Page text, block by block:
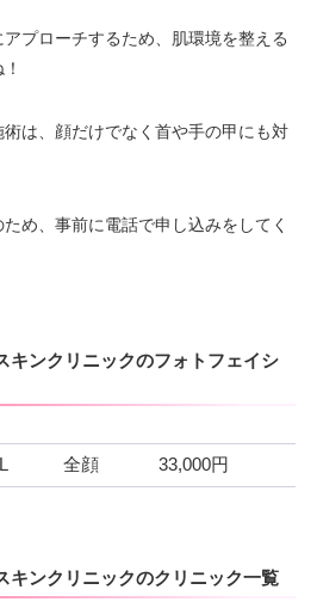
プローチするため、肌環境を整える
は、顔だけでなく首や手の甲にも対
め、事前に電話で申し込みをしてく
キンクリニックのフォトフェイシ
全顔 33,000円
キンクリニックのクリニック一覧